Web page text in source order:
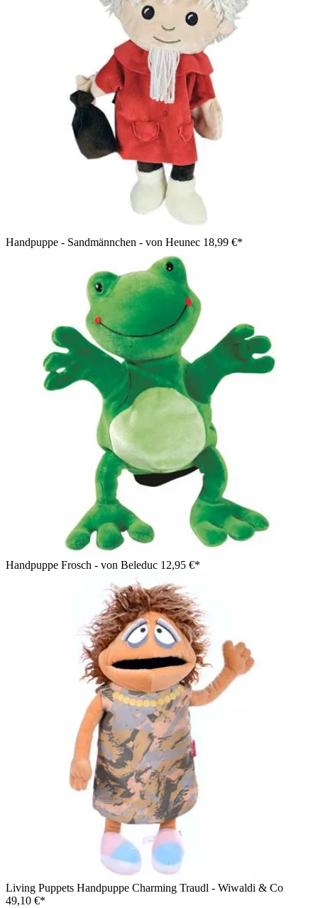
Handpuppe - Sandmännchen - von Heunec 18,99 €*
Handpuppe Frosch - von Beleduc 12,95 €*
Living Puppets Handpuppe Charming Traudl - Wiwaldi & Co
49,10 €*